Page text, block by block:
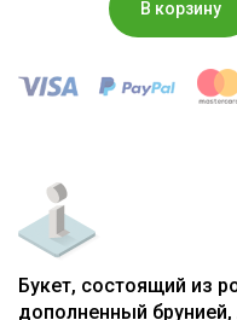
В корзину
Букет, состоящий из
дополненный